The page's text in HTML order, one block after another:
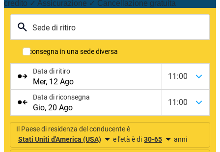
credito ✓ Assicurazione ✓ Cancellazione gratuita